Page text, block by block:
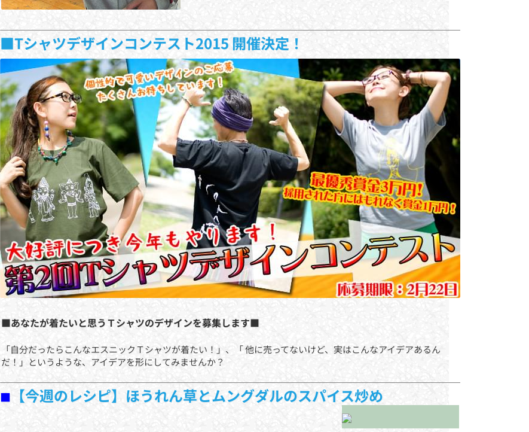
■Tシャツデザインコンテスト2015 開催決定！
■あなたが着たいと思うＴシャツのデザインを募集します■
「自分だったらこんなエスニックＴシャツが着たい！」、「 他に売ってないけど、実はこんなアイデアあるん
だ！」というような、アイデアを形にしてみませんか？
■ 【今週のレシピ】ほうれん草とムングダルのスパイス炒め